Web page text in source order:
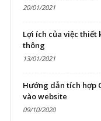
20/01/2021
Lợi ích của việc thiết
thông
13/01/2021
Hướng dẫn tích hợp
vào website
09/10/2020